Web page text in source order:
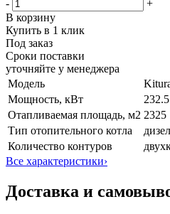
-
+
В корзину
Купить в 1 клик
Под заказ
Сроки поставки
уточняйте у менеджера
Модель
Мощность, кВт
232.5
Отапливаемая площадь, м2 2325
Тип отопительного котла
Количество контуров
Все характеристики›
Доставка и